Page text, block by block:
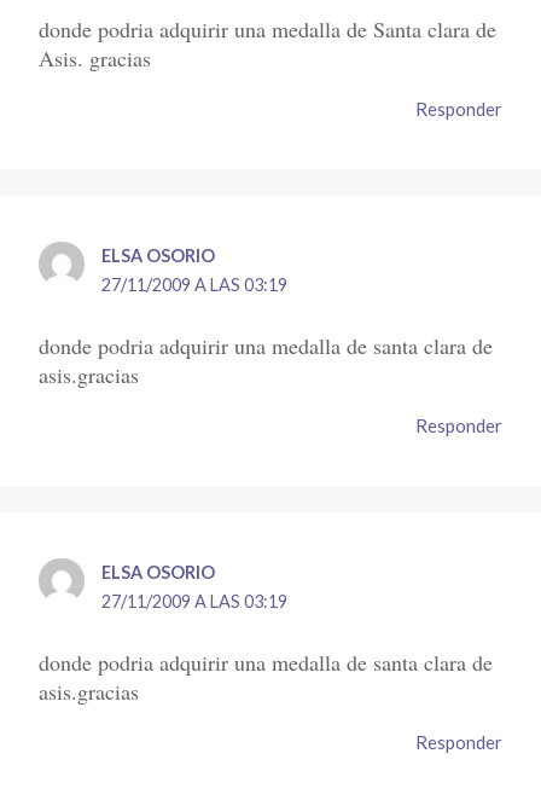
donde podria adquirir una medalla de Santa clara de
Asis. gracias
Responder
ELSA OSORIO
27/11/2009 A LAS 03:19
donde podria adquirir una medalla de santa clara de
asis.gracias
Responder
ELSA OSORIO
27/11/2009 A LAS 03:19
donde podria adquirir una medalla de santa clara de
asis.gracias
Responder